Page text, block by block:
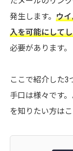
発生します。 ウ
入を可能にして
必要があります。
ここで紹介した3
手口は様々です
を知りたい方は